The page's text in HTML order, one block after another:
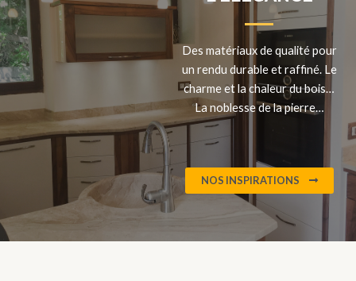
Des matériaux de qualité pour
un rendu durable et raffiné. Le
charme et la chaleur du bois…
La noblesse de la pierre…
NOS INSPIRATIONS